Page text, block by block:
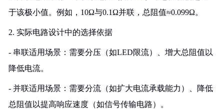
于该极小值。例如，10Ω与0.1Ω并联，总阻值≈0.099Ω。
2. 实际电路设计中的选择依据
- 串联适用场景：需要分压（如LED限流）、增大总阻值以
降低电流。
- 并联适用场景：需要分流（如扩大电流承载能力）、降低
总阻值以提高响应速度（如信号传输电路）。